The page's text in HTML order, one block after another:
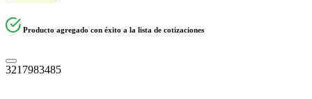
Producto agregado con éxito a la lista de cotizaciones
3217983485